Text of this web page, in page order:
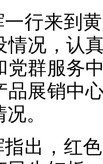
行来到
情况，认
党群服务
品展销中
。
出，红